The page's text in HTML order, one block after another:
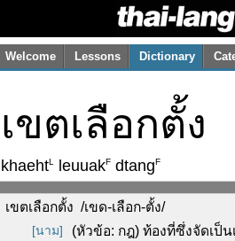
Welcome Lessons Dictionary
เขตเลือกตั้ง
khaehtL leuuakF dtangF
เขตเลือกตั้ง /เขด-เลือก-ตั้ง/
[นาม] (หัวข้อ: กฎ) ท้องที่ซึ่งจัดเป็